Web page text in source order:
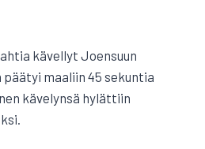
kävellyt Joensuun
maaliin 45 sekuntia
kävelynsä hylättiin